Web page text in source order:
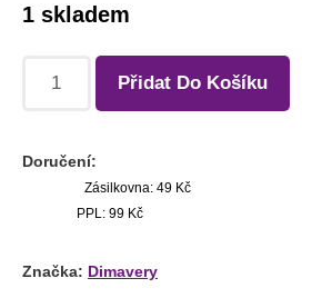
1 skladem
Přidat Do Košíku
Doručení:
Zásilkovna: 49 Kč
PPL: 99 Kč
Značka: Dimavery